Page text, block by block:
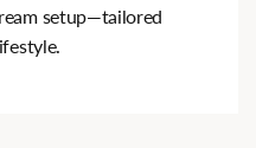
setup—tailored